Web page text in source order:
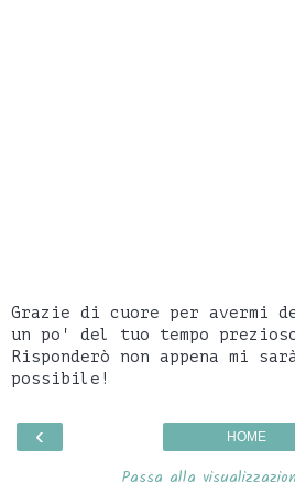
Grazie di cuore per avermi
un po' del tuo tempo
Risponderò non appena mi sarà
possibile!
‹ HOME